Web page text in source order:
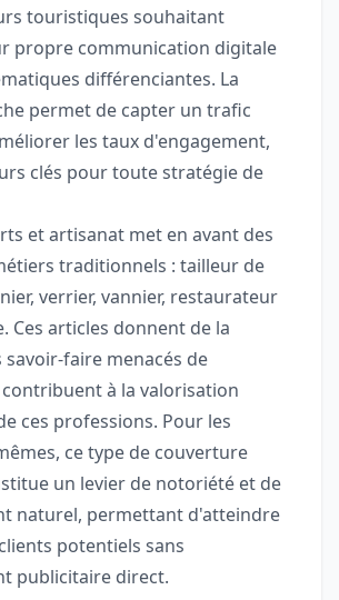
touristiques souhaitant
propre communication digitale
différenciantes. La
permet de capter un trafic
les taux d'engagement,
clés pour toute stratégie de
et artisanat met en avant des
traditionnels : tailleur de
verrier, vannier, restaurateur
Ces articles donnent de la
savoir-faire menacés de
à la valorisation
ces professions. Pour les
ce type de couverture
un levier de notoriété et de
naturel, permettant d'atteindre
potentiels sans
publicitaire direct.